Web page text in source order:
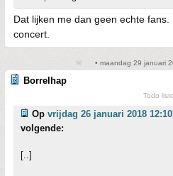
Dat lijken me dan geen echte
concert.
• maandag 29 januari
Borrelhap
Todo listo
Op vrijdag 26 januari 2018 12:10
volgende:
[..]